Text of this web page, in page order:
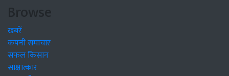
Browse
खबरें
कंपनी समाचार
सफल किसान
साक्षात्कार